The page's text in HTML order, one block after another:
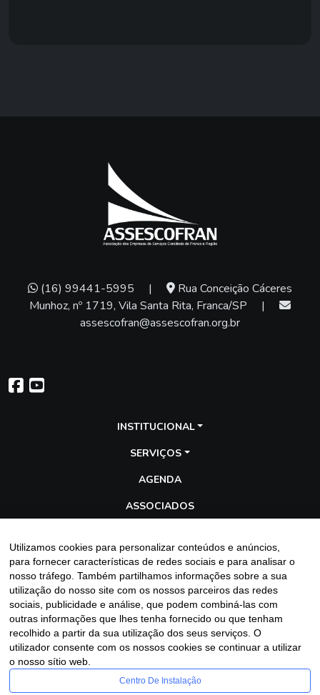
(16) 99441-5995 |
Rua Conceição Cáceres
Munhoz, nº 1719, Vila Santa Rita, Franca/SP
|
assescofran@assescofran.org.br
INSTITUCIONAL
SERVIÇOS
AGENDA
ASSOCIADOS
GALERIA
BLOG
Entre em contato
Utilizamos cookies para personalizar conteúdos e anúncios,
para fornecer características de redes sociais e para analisar o
nosso tráfego. Também partilhamos informações sobre a sua
utilização do nosso site com os nossos parceiros das redes
sociais, publicidade e análise, que podem combiná-las com
outras informações que lhes tenha fornecido ou que tenham
recolhido a partir da sua utilização dos seus serviços. O
utilizador consente com os nossos cookies se continuar a utilizar
o nosso sítio web.
Centro De Instalação